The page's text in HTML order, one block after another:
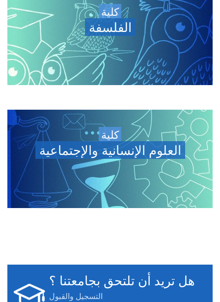
كلية
الفلسفة
كلية
العلوم الإنسانية والإجتماعية
هل تريد أن تلتحق بجامعتنا ؟
التسجيل والقبول